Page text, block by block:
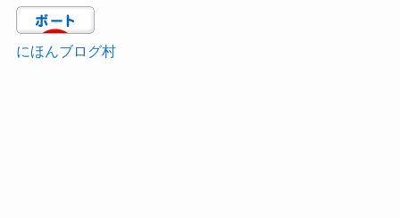
にほんブログ村